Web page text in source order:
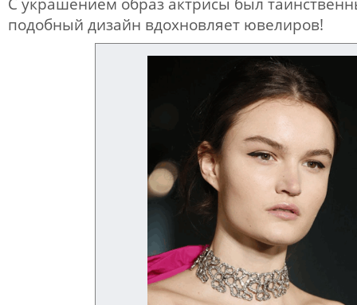
подобный дизайн вдохновляет ювелиров!